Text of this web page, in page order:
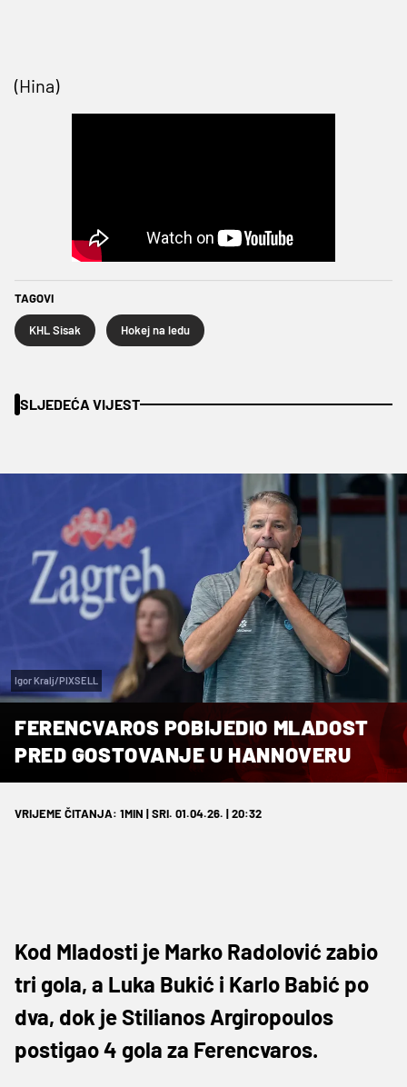
(Hina)
TAGOVI
KHL Sisak Hokej na ledu
SLJEDEĆA VIJEST
Igor Kralj/PIXSELL
FERENCVAROS POBIJEDIO MLADOST
PRED GOSTOVANJE U HANNOVERU
VRIJEME ČITANJA: 1MIN | SRI. 01.04.26. | 20:32
Kod Mladosti je Marko Radolović zabio
tri gola, a Luka Bukić i Karlo Babić po
dva, dok je Stilianos Argiropoulos
postigao 4 gola za Ferencvaros.